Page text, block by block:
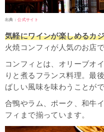
出典：公式サイト
気軽にワインが楽しめるカ
火焼コンフィが人気のお店で
コンフィとは、オリーブオ
りと煮るフランス料理。最
ばしい風味を味わうことがで
合鴨やラム、ポーク、和牛
フィまで揃っています。